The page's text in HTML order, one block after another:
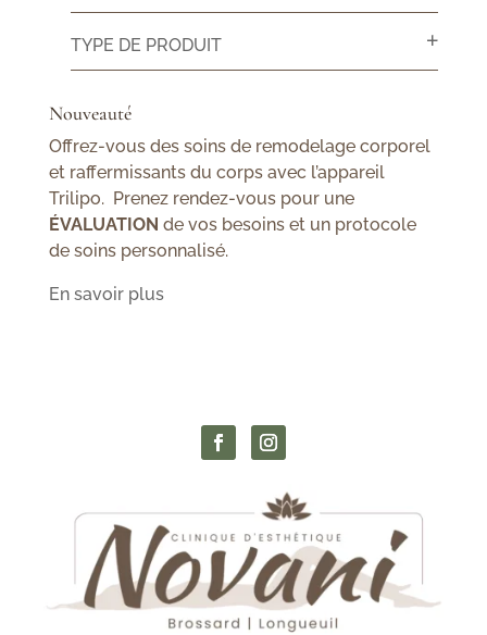
TYPE DE PRODUIT
Nouveauté
Offrez-vous des soins de remodelage corporel
et raffermissants du corps avec l’appareil
Trilipo. Prenez rendez-vous pour une
ÉVALUATION de vos besoins et un protocole
de soins personnalisé.
En savoir plus